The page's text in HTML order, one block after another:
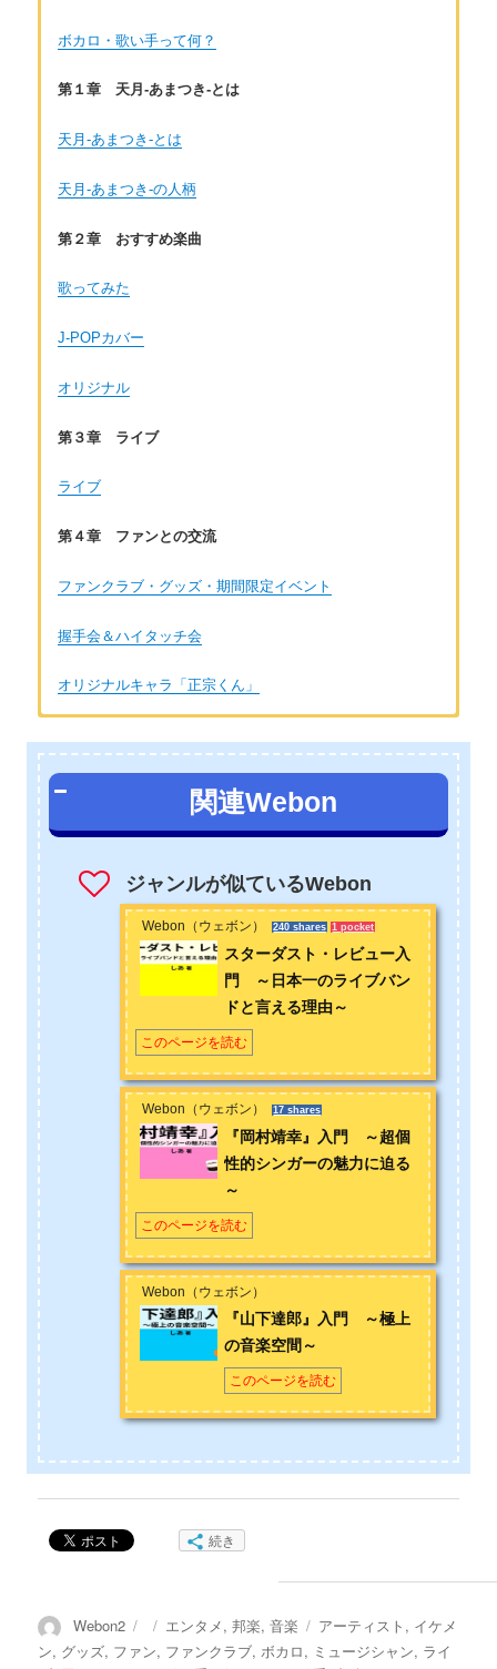
ボカロ・歌い手って何？
第１章 天月-あまつき-とは
天月-あまつき-とは
天月-あまつき-の人柄
第２章 おすすめ楽曲
歌ってみた
J-POPカバー
オリジナル
第３章 ライブ
ライブ
第４章 ファンとの交流
ファンクラブ・グッズ・期間限定イベント
握手会＆ハイタッチ会
オリジナルキャラ「正宗くん」
ボカロ・歌い手が好き。特に天月さん、まふまふさんのファ
ン。天月さんの2018～2019年冬ツアーは９公演中４公演参加。
2019年6月リリースの天月さんの新曲CDは18枚予約。30代以上
お問い合わせはこちら から
関連Webon
ジャンルが似ているWebon
Webon（ウェボン） 240 shares 1 pocket
スターダスト・レビュー入
門 ～日本一のライブバン
ドと言える理由～
このページを読む
Webon（ウェボン） 17 shares
『岡村靖幸』入門 ～超個
性的シンガーの魅力に迫る
～
このページを読む
Webon（ウェボン）
『山下達郎』入門 ～極上
の音楽空間～
このページを読む
続き
投
稿
Webon2
投
稿
カ
テ
エンタメ,邦楽,音楽
タ
グ
アーティスト , イケメ
ン, グッズ, ファン, ファンクラブ, ボカロ, ミュージシャン, ライ